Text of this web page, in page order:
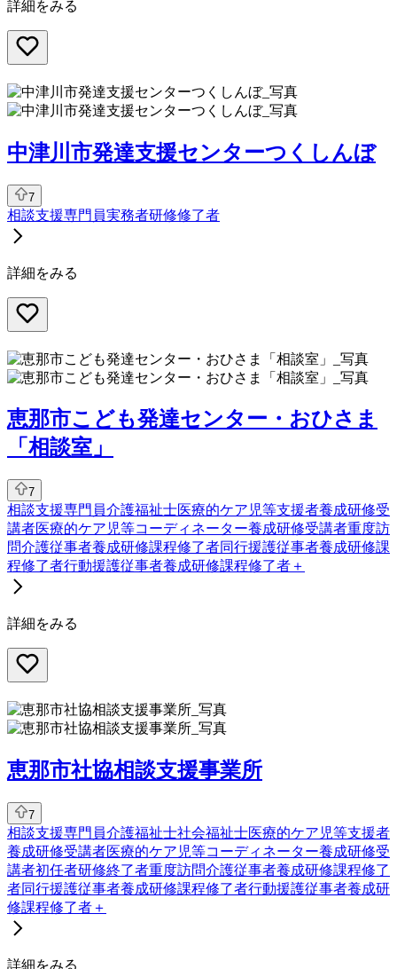
詳細をみる
中津川市発達支援センターつくしんぼ
7
相談支援専門員実務者研修修了者
詳細をみる
恵那市こども発達センター・おひさま
「相談室」
7
相談支援専門員介護福祉士医療的ケア児等支援者養成研修受
講者医療的ケア児等コーディネーター養成研修受講者重度訪
問介護従事者養成研修課程修了者同行援護従事者養成研修課
程修了者行動援護従事者養成研修課程修了者＋
詳細をみる
恵那市社協相談支援事業所
7
相談支援専門員介護福祉士社会福祉士医療的ケア児等支援者
養成研修受講者医療的ケア児等コーディネーター養成研修受
講者初任者研修終了者重度訪問介護従事者養成研修課程修了
者同行援護従事者養成研修課程修了者行動援護従事者養成研
修課程修了者＋
詳細をみる